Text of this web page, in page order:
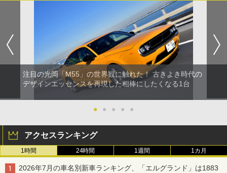
注目の光岡「M55」の世界観に触れた！ 古きよき時代の
デザインエッセンスを再現した相棒にしたくなる1台
● ● ● ● ●
アクセスランキング
1時間 24時間 1週間 1カ月
2026年7月の車名別新車ランキング、「エルグランド」は1883